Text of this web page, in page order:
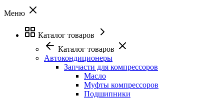
Меню
Каталог товаров
Каталог товаров
Автокондиционеры
Запчасти для компрессоров
Масло
Муфты компрессоров
Подшипники